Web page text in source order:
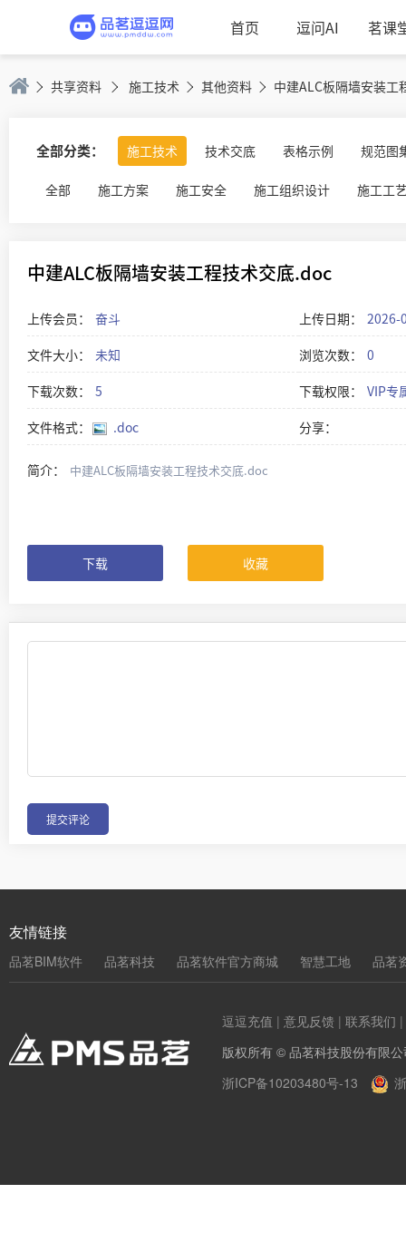
首页 逗问AI 茗课
共享资料 施工技术 其他资料 中建ALC板隔墙安装工
全部分类： 施工技术 技术交底 表格示例 规范图
全部 施工方案 施工安全 施工组织设计 施工工
中建ALC板隔墙安装工程技术交底.doc
上传会员： 奋斗 上传日期：
2026-
文件大小：
未知 浏览次数：
0
下载次数：
5 下载权限：
VIP专
文件格式：
.doc 分享：
简介： 中建ALC板隔墙安装工程技术交底.doc
下载 收藏
友情链接
品茗BIM软件 品茗科技 品茗软件官方商城 智慧工地 品茗
逗逗充值 | 意见反馈 | 联系我们 |
版权所有 © 品茗科技股份有限
浙ICP备10203480号-13